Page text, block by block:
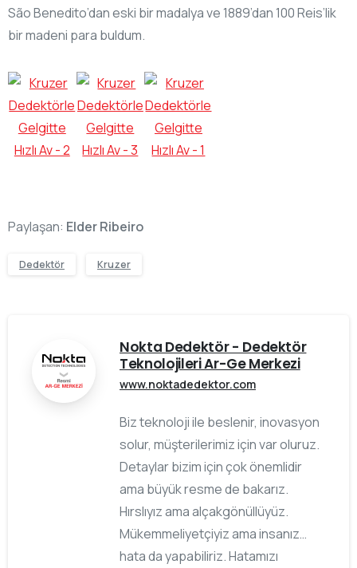
São Benedito’dan eski bir madalya ve 1889’dan 100 Reis’lik
bir madeni para buldum.
Paylaşan: Elder Ribeiro
Dedektör Kruzer
Nokta Dedektör - Dedektör
Teknolojileri Ar-Ge Merkezi
www.noktadedektor.com
Biz teknoloji ile beslenir, inovasyon
solur, müşterilerimiz için var oluruz.
Detaylar bizim için çok önemlidir
ama büyük resme de bakarız.
Hırslıyız ama alçakgönüllüyüz.
Mükemmeliyetçiyiz ama insanız…
hata da yapabiliriz. Hatamızı